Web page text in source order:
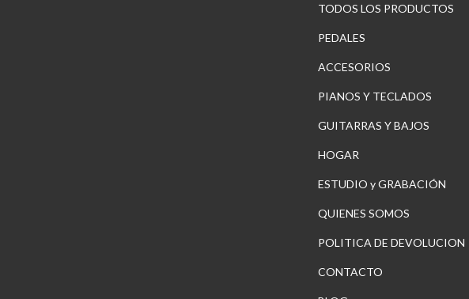
TODOS LOS PRODUCTOS
PEDALES
ACCESORIOS
PIANOS Y TECLADOS
GUITARRAS Y BAJOS
HOGAR
ESTUDIO y GRABACIÓN
QUIENES SOMOS
POLITICA DE DEVOLUCION
CONTACTO